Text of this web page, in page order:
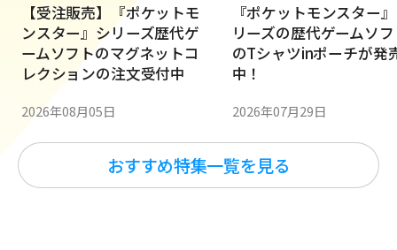
【受注販売】『ポケットモ
ンスター』シリーズ歴代ゲ
ームソフトのマグネットコ
レクションの注文受付中
2026年08月05日
『ポケットモンスター
リーズの歴代ゲームソ
のTシャツinポーチが発
中！
2026年07月29日
おすすめ特集一覧を見る